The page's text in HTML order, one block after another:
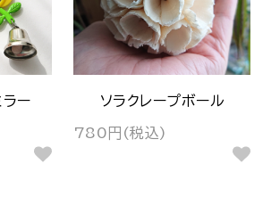
ー ソラクレープボール
780円(税込)